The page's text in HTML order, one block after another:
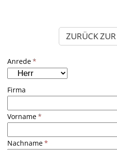
ZURÜCK
Anrede*
Firma
Vorname*
Nachname*